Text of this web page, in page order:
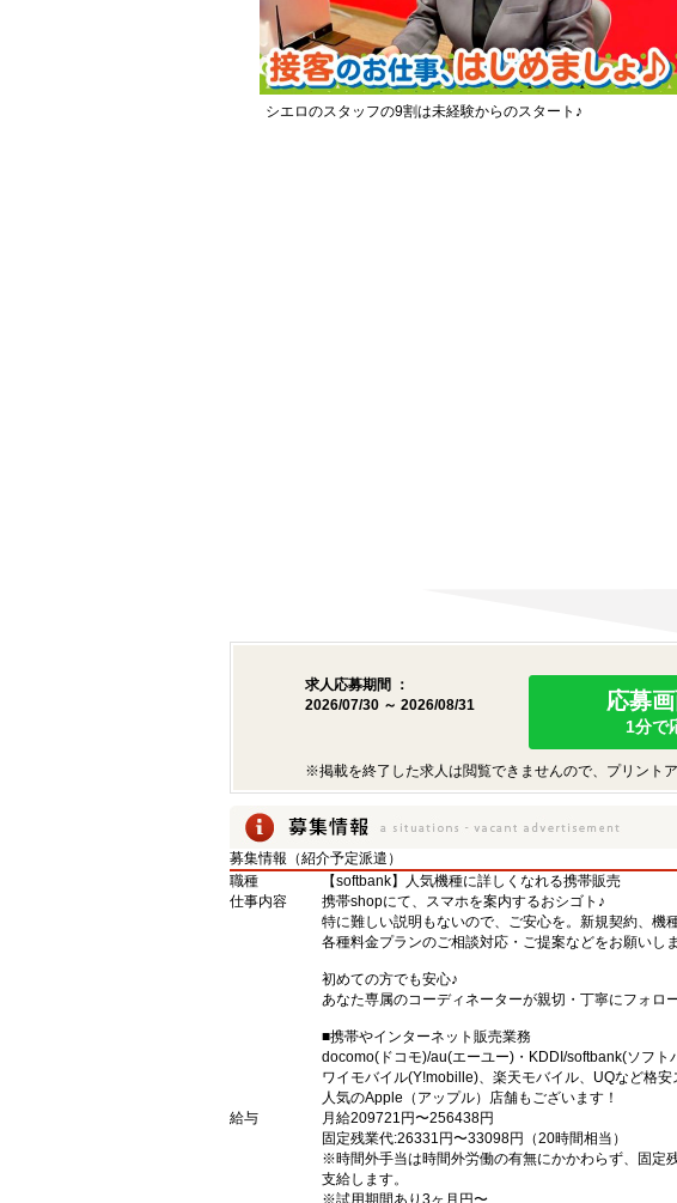
シエロのスタッフの9割は未経験からのスタート♪
求人応募期間 ：
2026/07/30 ～ 2026/08/31
応募
1分で
※掲載を終了した求人は閲覧できませんので、プリント
募集情報（紹介予定派遣）
職種
【softbank】人気機種に詳しくなれる携帯販売
仕事内容
携帯shopにて、スマホを案内するおシゴト♪
特に難しい説明もないので、ご安心を。新規契約、機種
各種料金プランのご相談対応・ご提案などをお願いしま
初めての方でも安心♪
あなた専属のコーディネーターが親切・丁寧にフォロ
■携帯やインターネット販売業務
docomo(ドコモ)/au(エーユー)・KDDI/softbank(ソフト
ワイモバイル(Y!mobille)、楽天モバイル、UQなど格
人気のApple（アップル）店舗もございます！
給与
月給209721円〜256438円
固定残業代:26331円〜33098円（20時間相当）
※時間外手当は時間外労働の有無にかかわらず、固定
支給します。
※試用期間あり3ヶ月円〜